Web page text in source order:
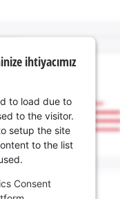
ihtiyacımız
to load due to
to the visitor.
setup the site
to the list
Consent